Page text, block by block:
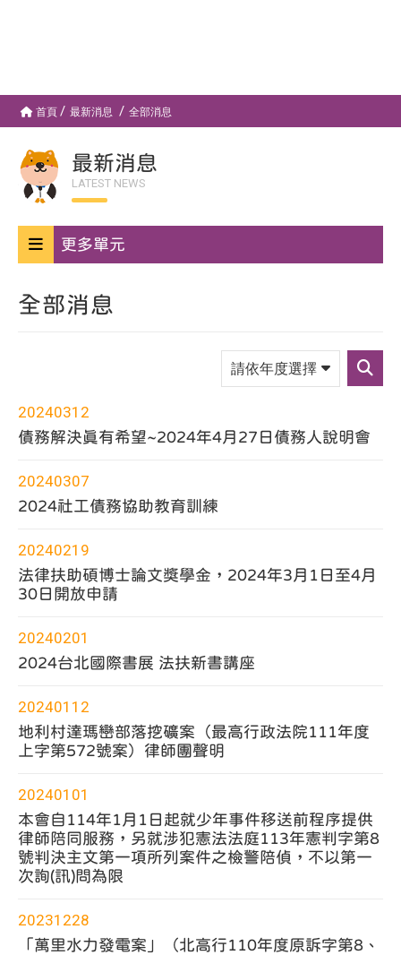
首頁 最新消息 全部消息
最新消息
LATEST NEWS
更多單元
全部消息
依
年
擇
送
20240312
債務解決真有希望~2024年4月27日債務人說明會
20240307
2024社工債務協助教育訓練
20240219
法律扶助碩博士論文獎學金，2024年3月1日至4月
30日開放申請
20240201
2024台北國際書展 法扶新書講座
20240112
地利村達瑪巒部落挖礦案（最高行政法院111年度
上字第572號案）律師團聲明
20240101
本會自114年1月1日起就少年事件移送前程序提供
律師陪同服務，另就涉犯憲法法庭113年憲判字第8
號判決主文第一項所列案件之檢警陪偵，不以第一
次詢(訊)問為限
20231228
「萬里水力發電案」（北高行110年度原訴字第8、